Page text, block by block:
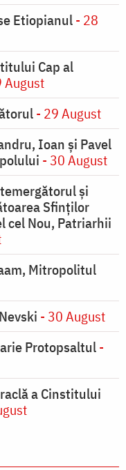
Etiopianul- 28
Cap al
August
- 29 August
Ioan şi Pavel
- 30 August
şi
Sfinţilor
cel Nou, Patriarhii
Mitropolitul
- 30 August
Protopsaltul-
a Cinstitului